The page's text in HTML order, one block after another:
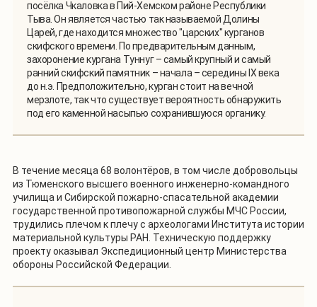
посёлка Чкаловка в Пий-Хемском районе Республики
Тыва. Он является частью так называемой Долины
Царей, где находится множество "царских" курганов
скифского времени. По предварительным данным,
захоронение кургана Туннуг – самый крупный и самый
ранний скифский памятник – начала – середины IX века
до н.э. Предположительно, курган стоит на вечной
мерзлоте, так что существует вероятность обнаружить
под его каменной насыпью сохранившуюся органику.
В течение месяца 68 волонтёров, в том числе добровольцы
из Тюменского высшего военного инженерно-командного
училища и Сибирской пожарно-спасательной академии
государственной противопожарной службы МЧС России,
трудились плечом к плечу с археологами Института истории
материальной культуры РАН. Техническую поддержку
проекту оказывал Экспедиционный центр Министерства
обороны Российской Федерации.